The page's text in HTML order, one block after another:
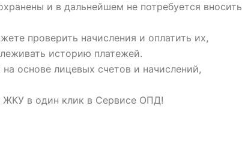
и в дальнейшем не потребуется вносить
проверить начисления и оплатить их,
историю платежей.
основе лицевых счетов и начислений,
ЖКУ в один клик в Сервисе ОПД!